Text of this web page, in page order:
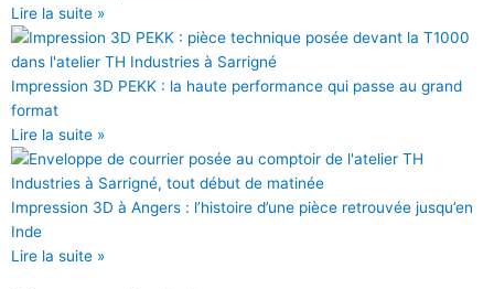
Lire la suite »
Impression 3D PEKK : la haute performance qui passe au grand
format
Lire la suite »
Impression 3D à Angers : l’histoire d’une pièce retrouvée jusqu’en
Inde
Lire la suite »